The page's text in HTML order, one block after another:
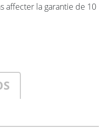
affecter la garantie de 10